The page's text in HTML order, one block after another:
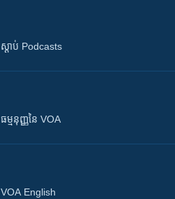
ស្តាប់ Podcasts
ធម្មនុញ្ញ​នៃ VOA
VOA English